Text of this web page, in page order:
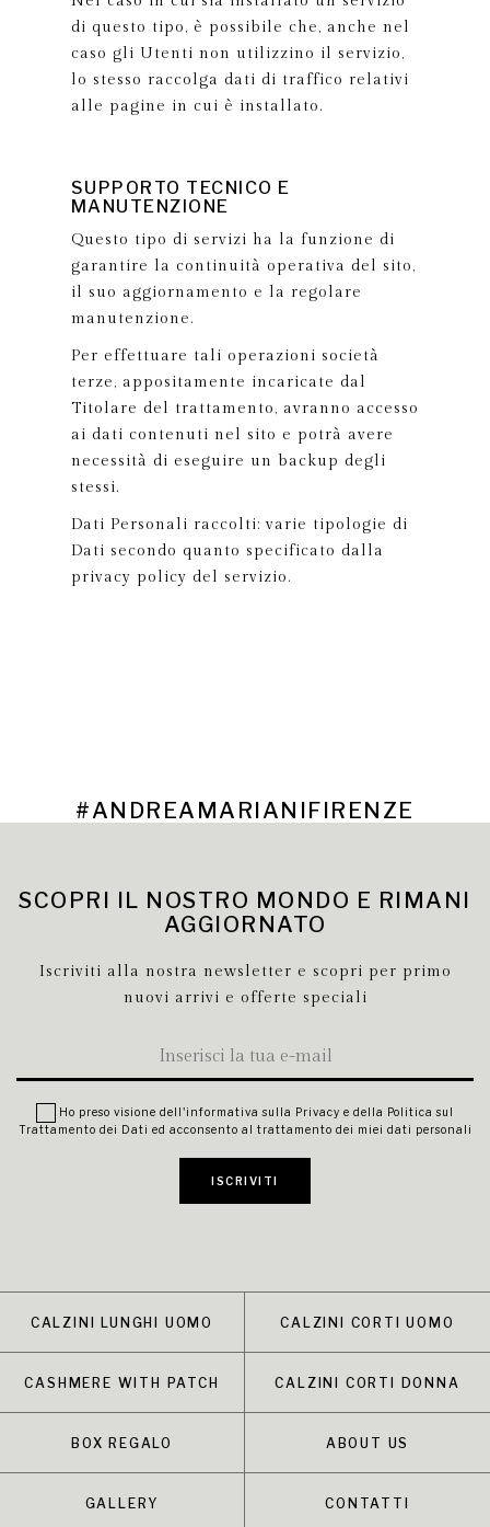
di questo tipo, è possibile che, anche nel
caso gli Utenti non utilizzino il servizio,
lo stesso raccolga dati di traffico relativi
alle pagine in cui è installato.
SUPPORTO TECNICO E
MANUTENZIONE
Questo tipo di servizi ha la funzione di
garantire la continuità operativa del sito,
il suo aggiornamento e la regolare
manutenzione.
Per effettuare tali operazioni società
terze, appositamente incaricate dal
Titolare del trattamento, avranno accesso
ai dati contenuti nel sito e potrà avere
necessità di eseguire un backup degli
stessi.
Dati Personali raccolti: varie tipologie di
Dati secondo quanto specificato dalla
privacy policy del servizio.
#ANDREAMARIANIFIRENZE
SCOPRI IL NOSTRO MONDO E RIMANI
AGGIORNATO
Iscriviti alla nostra newsletter e scopri per primo
nuovi arrivi e offerte speciali
Ho preso visione dell'informativa sulla Privacy e della Politica sul
Trattamento dei Dati ed acconsento al trattamento dei miei dati personali
ISCRIVITI
CALZINI LUNGHI UOMO CALZINI CORTI UOMO
CASHMERE WITH PATCH CALZINI CORTI DONNA
BOX REGALO ABOUT US
GALLERY CONTATTI